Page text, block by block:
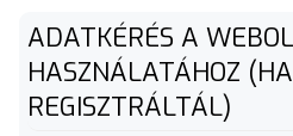
ADATKÉRÉS A
HASZNÁLATÁHOZ
REGISZTRÁLTÁL)